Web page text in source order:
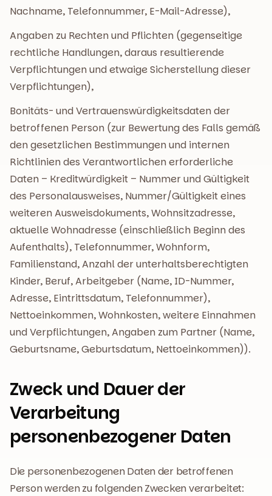
Nachname, Telefonnummer, E-Mail-Adresse),
Angaben zu Rechten und Pflichten (gegenseitige
rechtliche Handlungen, daraus resultierende
Verpflichtungen und etwaige Sicherstellung dieser
Verpflichtungen),
Bonitäts- und Vertrauenswürdigkeitsdaten der
betroffenen Person (zur Bewertung des Falls gemäß
den gesetzlichen Bestimmungen und internen
Richtlinien des Verantwortlichen erforderliche
Daten – Kreditwürdigkeit – Nummer und Gültigkeit
des Personalausweises, Nummer/Gültigkeit eines
weiteren Ausweisdokuments, Wohnsitzadresse,
aktuelle Wohnadresse (einschließlich Beginn des
Aufenthalts), Telefonnummer, Wohnform,
Familienstand, Anzahl der unterhaltsberechtigten
Kinder, Beruf, Arbeitgeber (Name, ID-Nummer,
Adresse, Eintrittsdatum, Telefonnummer),
Nettoeinkommen, Wohnkosten, weitere Einnahmen
und Verpflichtungen, Angaben zum Partner (Name,
Geburtsname, Geburtsdatum, Nettoeinkommen)).
Zweck und Dauer der
Verarbeitung
personenbezogener Daten
Die personenbezogenen Daten der betroffenen
Person werden zu folgenden Zwecken verarbeitet: